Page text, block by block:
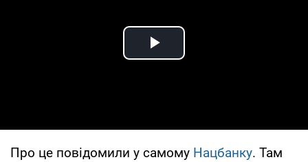
Play Video
Про це повідомили у самому Нацбанку. Там